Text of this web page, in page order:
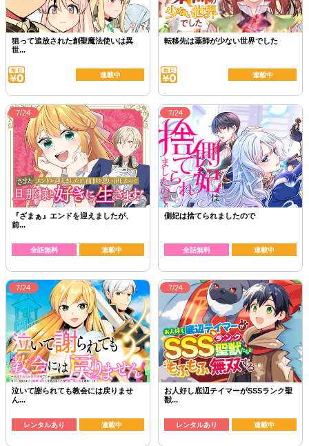
狙って追放された創聖魔法使いは異
世...
連載中
転移先は薬師が少ない世界でした
連載中
7/24
『ざまぁ』エンドを迎えましたが、
前...
全話無料 連載中
7/24
側妃は捨てられましたので
全話無料 連載中
7/24
泣いて謝られても教会には戻りませ
ん...
レンタルあり 連載中
7/24
お人好し底辺テイマーがSSSランク聖
獣...
レンタルあり 連載中